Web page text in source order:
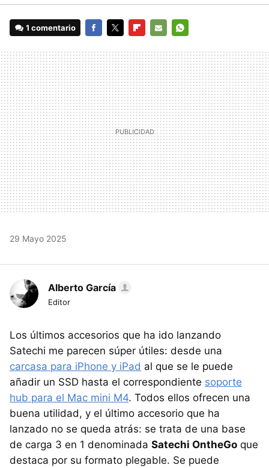
1 comentario
MAIL
29 Mayo 2025
Alberto García
Editor
Los últimos accesorios que ha ido lanzando
Satechi me parecen súper útiles: desde una
carcasa para iPhone y iPad al que se le puede
añadir un SSD hasta el correspondiente soporte
hub para el Mac mini M4. Todos ellos ofrecen una
buena utilidad, y el último accesorio que ha
lanzado no se queda atrás: se trata de una base
de carga 3 en 1 denominada Satechi OntheGo que
destaca por su formato plegable. Se puede